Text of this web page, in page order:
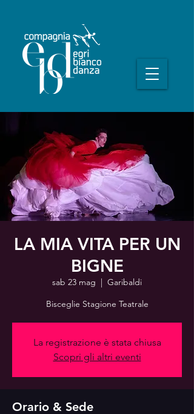
LA MIA VITA PER UN
BIGNE
sab 23 mag
  |
Garibaldi
Bisceglie Stagione Teatrale
La registrazione è stata chiusa
Scopri gli altri eventi
Orario & Sede